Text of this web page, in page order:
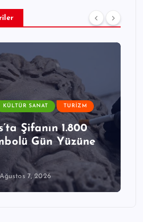
KÜLTÜR SANAT TURIZM
Şifanın 1.800
Gün Yüzüne
Ağustos 7, 2026